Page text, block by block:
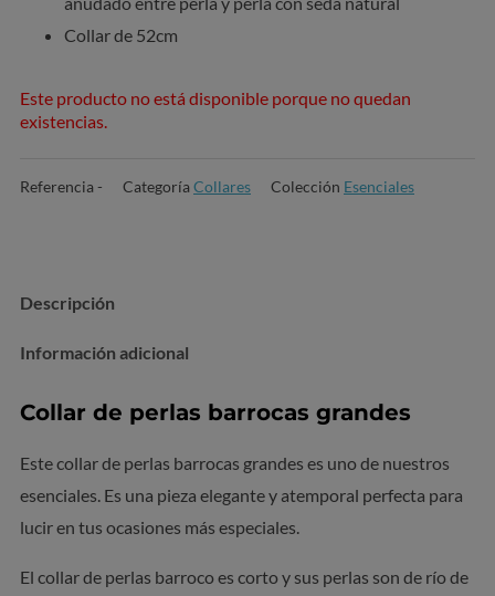
Collar de 52cm
Este producto no está disponible porque no quedan
existencias.
Referencia - Categoría Collares Colección Esenciales
Descripción
Información adicional
Collar de perlas barrocas grandes
Este collar de perlas barrocas grandes es uno de nuestros
esenciales. Es una pieza elegante y atemporal perfecta para
lucir en tus ocasiones más especiales.
El collar de perlas barroco es corto y sus perlas son de río de